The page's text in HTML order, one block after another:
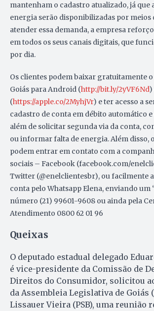
mantenham o cadastro atualizado, já que
energia serão disponibilizadas por meios
atender essa demanda, a empresa
em todos os seus canais digitais, que
por dia.
Os clientes podem baixar gratuitamente
Goiás para Android (http://bit.ly/2yVF6Nd)
(https://apple.co/2MyhjVr) e ter acesso a
cadastro de conta em débito automático
além de solicitar segunda via da conta,
ou informar falta de energia. Além disso,
podem entrar em contato com a
sociais – Facebook (facebook.com/
Twitter (@enelclientesbr), ou facilmente
conta pelo Whatsapp Elena, enviando um
número (21) 99601-9608 ou ainda pela
Atendimento 0800 62 01 96
Queixas
O deputado estadual delegado
é vice-presidente da Comissão de
Direitos do Consumidor, solicitou
da Assembleia Legislativa de Goiás
Lissauer Vieira (PSB), uma reunião